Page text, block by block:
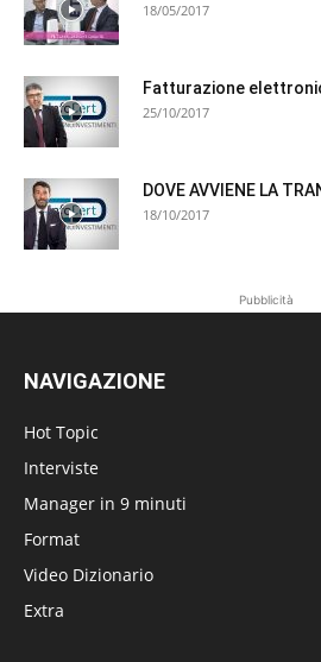
18/05/2017
Fatturazione
25/10/2017
DOVE AVVIENE LA
18/10/2017
Pubblicità
NAVIGAZIONE
Hot Topic
Interviste
Manager in 9 minuti
Format
Video Dizionario
Extra